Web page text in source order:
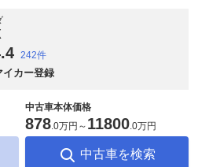
4 242件
イカー登録
中古車本体価格
878.0万円 ～ 11800.0万円
中古車を検索